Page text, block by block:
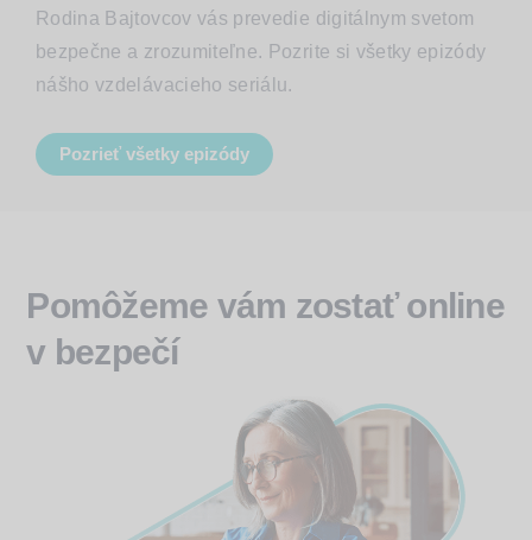
Rodina Bajtovcov vás prevedie digitálnym svetom
bezpečne a zrozumiteľne. Pozrite si všetky epizódy
nášho vzdelávacieho seriálu.
Pozrieť všetky epizódy
Pomôžeme vám zostať online
v bezpečí